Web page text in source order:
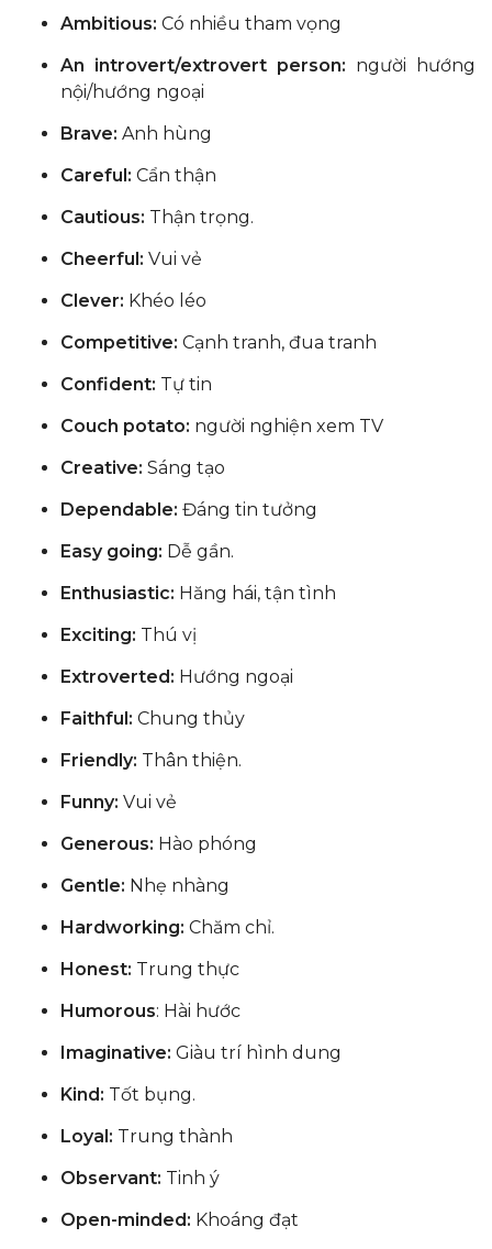
Ambitious: Có nhiều tham vọng
An introvert/extrovert person: người hướng
nội/hướng ngoại
Brave: Anh hùng
Careful: Cẩn thận
Cautious: Thận trọng.
Cheerful: Vui vẻ
Clever: Khéo léo
Competitive: Cạnh tranh, đua tranh
Confident: Tự tin
Couch potato: người nghiện xem TV
Creative: Sáng tạo
Dependable: Đáng tin tưởng
Easy going: Dễ gần.
Enthusiastic: Hăng hái, tận tình
Exciting: Thú vị
Extroverted: Hướng ngoại
Faithful: Chung thủy
Friendly: Thân thiện.
Funny: Vui vẻ
Generous: Hào phóng
Gentle: Nhẹ nhàng
Hardworking: Chăm chỉ.
Honest: Trung thực
Humorous: Hài hước
Imaginative: Giàu trí hình dung
Kind: Tốt bụng.
Loyal: Trung thành
Observant: Tinh ý
Open-minded: Khoáng đạt